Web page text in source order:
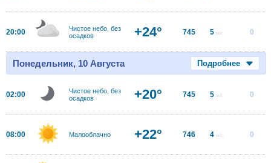
20:00
Чистое небо, без
осадков
+24° 745 5 м/с 0
Понедельник, 10 Августа Подробнее
02:00
Чистое небо, без
осадков
+20° 745 5 м/с 0
08:00 Малооблачно +22° 746 4 м/с 0